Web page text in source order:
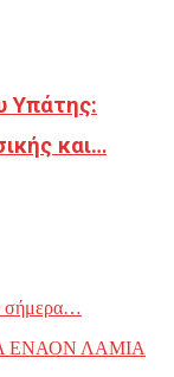
Υπάτης:
και…
σήμερα…
ΕΝΑΟΝ ΛΑΜΙΑ